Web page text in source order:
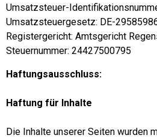
Umsatzsteuer-
Umsatzsteuergesetz: DE-
Registergericht: Amtsgericht
Steuernummer: 24427500795
Haftungsausschluss:
Haftung für Inhalte
Die Inhalte unserer Seiten wurden